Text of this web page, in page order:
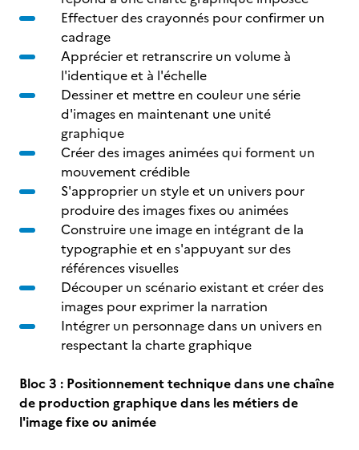
Effectuer des crayonnés pour confirmer un
cadrage
Apprécier et retranscrire un volume à
l'identique et à l'échelle
Dessiner et mettre en couleur une série
d'images en maintenant une unité
graphique
Créer des images animées qui forment un
mouvement crédible
S'approprier un style et un univers pour
produire des images fixes ou animées
Construire une image en intégrant de la
typographie et en s'appuyant sur des
références visuelles
Découper un scénario existant et créer des
images pour exprimer la narration
Intégrer un personnage dans un univers en
respectant la charte graphique
Bloc 3 : Positionnement technique dans une chaîne
de production graphique dans les métiers de
l'image fixe ou animée